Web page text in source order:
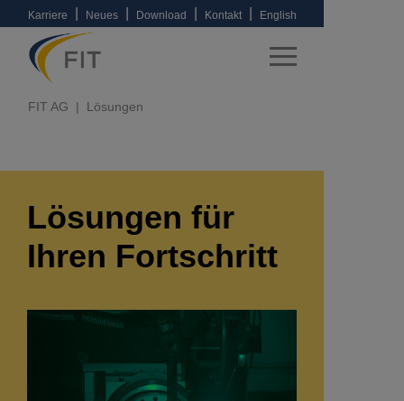
Karriere Neues Download Kontakt English
FIT AG Lösungen
Lösungen für
Ihren Fortschritt